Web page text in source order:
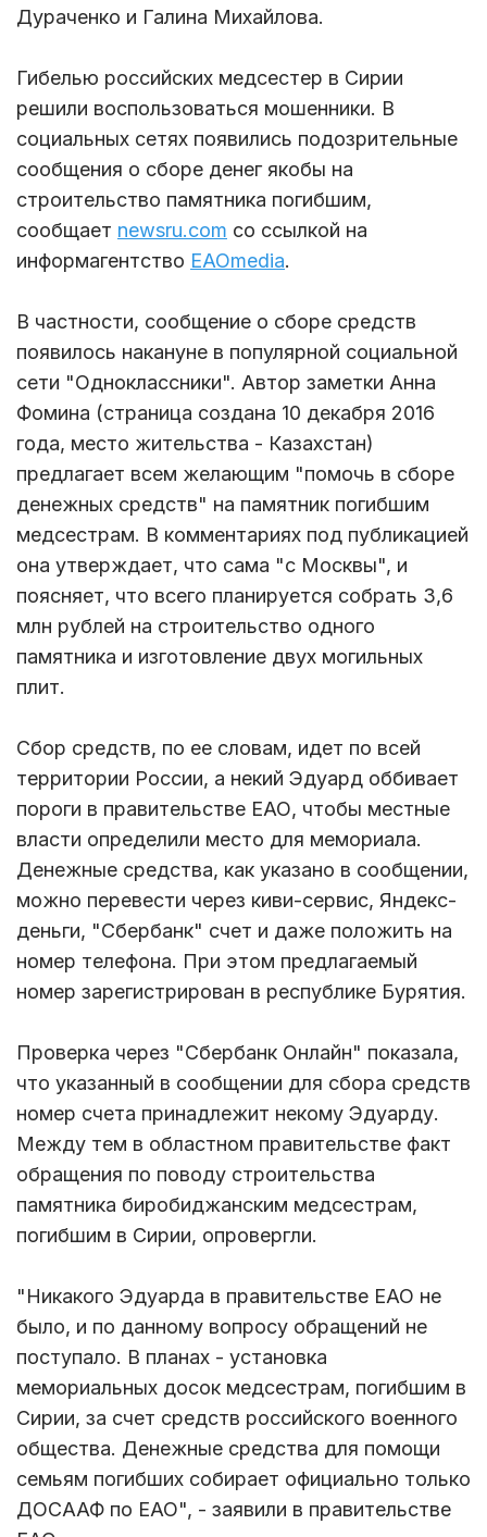
Дураченко и Галина Михайлова.
Гибелью российских медсестер в Сирии
решили воспользоваться мошенники. В
социальных сетях появились подозрительные
сообщения о сборе денег якобы на
строительство памятника погибшим,
сообщает newsru.com со ссылкой на
информагентство EAOmedia.
В частности, сообщение о сборе средств
появилось накануне в популярной социальной
сети "Одноклассники". Автор заметки Анна
Фомина (страница создана 10 декабря 2016
года, место жительства - Казахстан)
предлагает всем желающим "помочь в сборе
денежных средств" на памятник погибшим
медсестрам. В комментариях под публикацией
она утверждает, что сама "с Москвы", и
поясняет, что всего планируется собрать 3,6
млн рублей на строительство одного
памятника и изготовление двух могильных
плит.
Сбор средств, по ее словам, идет по всей
территории России, а некий Эдуард оббивает
пороги в правительстве ЕАО, чтобы местные
власти определили место для мемориала.
Денежные средства, как указано в сообщении,
можно перевести через киви-сервис, Яндекс-
деньги, "Сбербанк" счет и даже положить на
номер телефона. При этом предлагаемый
номер зарегистрирован в республике Бурятия.
Проверка через "Сбербанк Онлайн" показала,
что указанный в сообщении для сбора средств
номер счета принадлежит некому Эдуарду.
Между тем в областном правительстве факт
обращения по поводу строительства
памятника биробиджанским медсестрам,
погибшим в Сирии, опровергли.
"Никакого Эдуарда в правительстве ЕАО не
было, и по данному вопросу обращений не
поступало. В планах - установка
мемориальных досок медсестрам, погибшим в
Сирии, за счет средств российского военного
общества. Денежные средства для помощи
семьям погибших собирает официально только
ДОСААФ по ЕАО", - заявили в правительстве